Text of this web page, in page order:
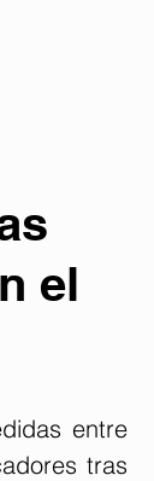
el
entre
tras